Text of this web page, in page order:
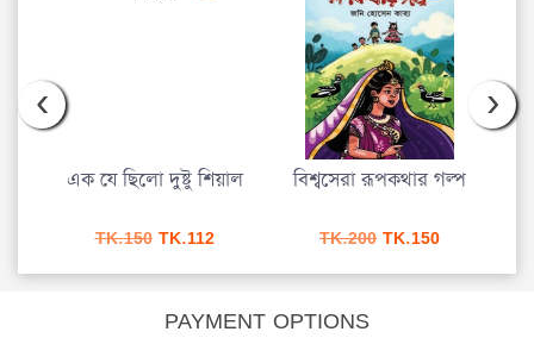
এক যে ছিলো দুষ্টু শিয়াল
TK.150 Original
was:
TK.150.
TK.112Current
is:
TK.112.
বিশ্বসেরা রূপকথার গল্প
TK.200 Original
was:
TK.150Current
is:
‹ ›
PAYMENT OPTIONS